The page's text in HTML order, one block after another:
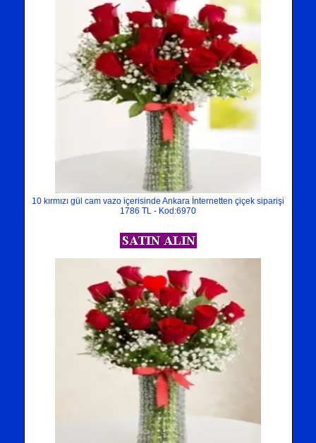
10 kırmızı gül cam vazo içerisinde Ankara İnternetten çiçek siparişi
1786 TL - Kod:6970